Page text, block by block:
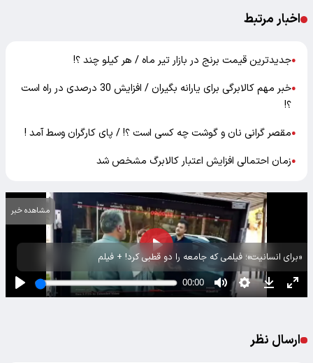
اخبار مرتبط
●جدیدترین قیمت برنج در بازار تیر ماه / هر کیلو چند ؟!
●
خبر مهم کالابرگی برای یارانه بگیران / افزایش 30 درصدی در راه است
؟!
●مقصر گرانی نان و گوشت چه کسی است ؟! / پای کارگران وسط آمد !
●زمان احتمالی افزایش اعتبار کالابرگ مشخص شد
«برای انسانیت»؛ فیلمی که جامعه را دو قطبی کرد! + فیلم
مشاهده خبر
ارسال نظر